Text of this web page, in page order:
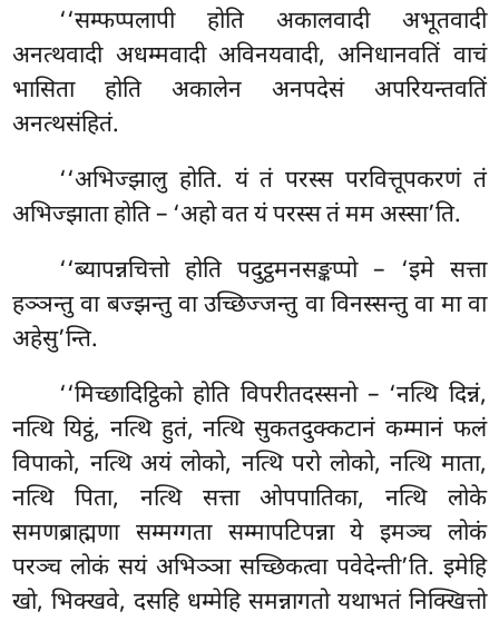
‘‘सम्फप्पलापी होति अकालवादी अभूतवादी
अनत्थवादी अधम्मवादी अविनयवादी, अनिधानवतिं वाचं
भासिता होति अकालेन अनपदेसं अपरियन्तवतिं
अनत्थसंहितं.
‘‘अभिज्झालु होति. यं तं परस्स परवित्तूपकरणं तं
अभिज्झाता होति – ‘अहो वत यं परस्स तं मम अस्सा’ति.
‘‘ब्यापन्नचित्तो होति पदुट्ठमनसङ्कप्पो – ‘इमे सत्ता
हञ्ञन्तु वा बज्झन्तु वा उच्छिज्जन्तु वा विनस्सन्तु वा मा वा
अहेसु’न्ति.
‘‘मिच्छादिट्ठिको होति विपरीतदस्सनो – ‘नत्थि दिन्नं,
नत्थि यिट्ठं, नत्थि हुतं, नत्थि सुकतदुक्कटानं कम्मानं फलं
विपाको, नत्थि अयं लोको, नत्थि परो लोको, नत्थि माता,
नत्थि पिता, नत्थि सत्ता ओपपातिका, नत्थि लोके
समणब्राह्मणा सम्मग्गता सम्मापटिपन्ना ये इमञ्च लोकं
परञ्च लोकं सयं अभिञ्ञा सच्छिकत्वा पवेदेन्ती’ति. इमेहि
खो, भिक्खवे, दसहि धम्मेहि समन्नागतो यथाभतं निक्खित्तो